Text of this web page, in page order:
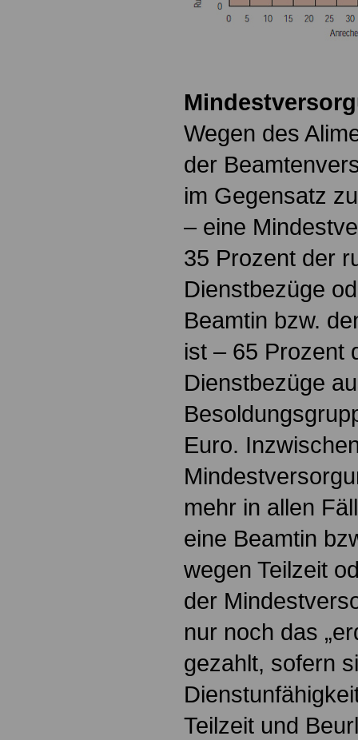
Wegen des
der
im Gegensatz
– eine
35 Prozent der
Dienstbezüge
Beamtin bzw.
ist – 65 Prozent
Dienstbezüge
Euro.
mehr in allen
eine Beamtin
wegen Teilzeit
der
nur noch das
gezahlt, sofern
Teilzeit und